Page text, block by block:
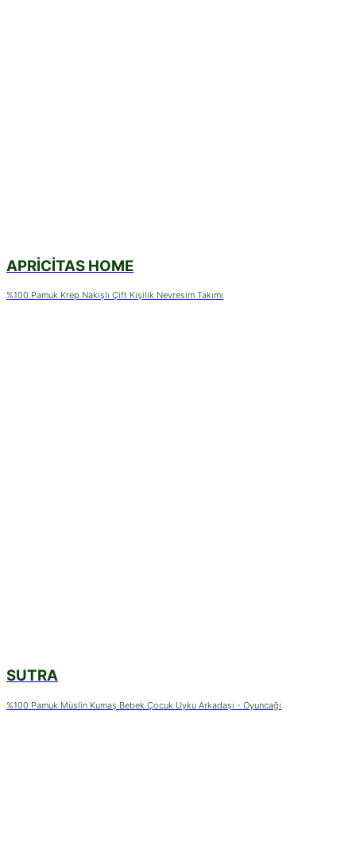
APRICITAS HOME
%100 Pamuk Krep Nakışlı Çift Kişilik Nevresim Takımı
SUTRA
%100 Pamuk Müslin Kumaş Bebek Çocuk Uyku Arkadaşı - Oyuncağı